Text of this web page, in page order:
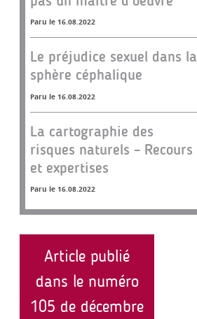
Paru le 16.08.2022
Le préjudice sexuel dans la
sphère céphalique
Paru le 16.08.2022
La cartographie des
risques naturels – Recours
et expertises
Paru le 16.08.2022
Article publié
dans le numéro
105 de décembre